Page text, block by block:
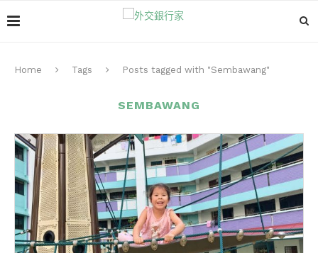
Home Tags Posts tagged with "Sembawang"
SEMBAWANG